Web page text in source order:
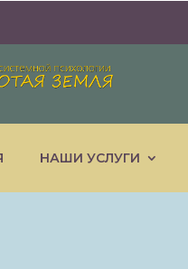
НАШИ УСЛУГИ